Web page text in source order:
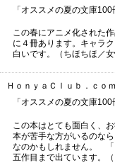
「オススメの夏の文庫
この春にアニメ化された
に４冊あります。キャラ
白いです。（ちほちほ／女
ＨｏｎｙａＣｌｕｂ．ｃｏ
「オススメの夏の文庫
この本はとても面白く、
本が苦手な方がいるのな
なのかもしれません。 「
五作目まで出ています。